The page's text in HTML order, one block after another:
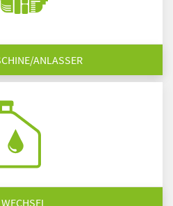
ANLASSER